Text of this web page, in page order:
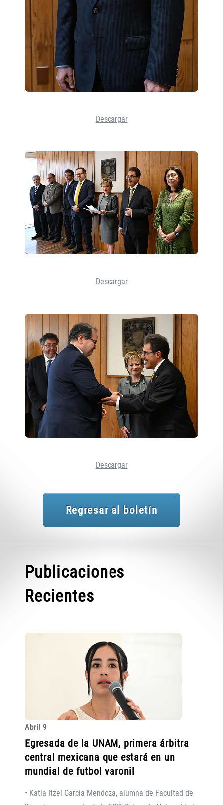
Descargar
Descargar
Descargar
Regresar al boletín
Publicaciones
Recientes
Abril 9
Egresada de la UNAM, primera árbitra
central mexicana que estará en un
mundial de futbol varonil
• Katia Itzel García Mendoza, alumna de Facultad de